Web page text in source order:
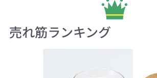
売れ筋ランキング